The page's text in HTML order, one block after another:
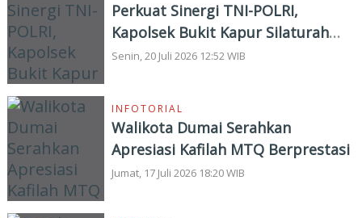
Perkuat Sinergi TNI-POLRI,
Kapolsek Bukit Kapur Silaturahmi
ke Satrad 104/Dumai
Senin, 20 Juli 2026 12:52 WIB
INFOTORIAL
Walikota Dumai Serahkan
Apresiasi Kafilah MTQ Berprestasi
Jumat, 17 Juli 2026 18:20 WIB